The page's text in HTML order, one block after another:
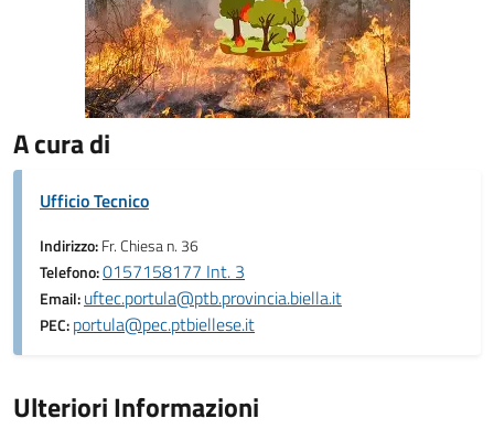
A cura di
Ufficio Tecnico
Indirizzo:Fr. Chiesa n. 36
Telefono:0157158177 Int. 3
Email:uftec.portula@ptb.provincia.biella.it
PEC:portula@pec.ptbiellese.it
Ulteriori Informazioni